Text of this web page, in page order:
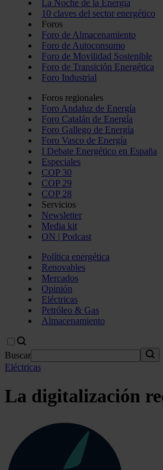
La Noche de la Energía
10 claves del sector energético
Foros
Foro de Almacenamiento
Foro de Autoconsumo
Foro de Movilidad Sostenible
Foro de Transición Energética
Foro Industrial
Foros regionales
Foro Andaluz de Energía
Foro Catalán de Energía
Foro Gallego de Energía
Foro Vasco de Energía
I Debate Energético en España
Especiales
COP 30
COP 29
COP 28
Servicios
Newsletter
Media kit
ON | Podcast
Política energética
Renovables
Mercados
Opinión
Eléctricas
Petróleo & Gas
Almacenamiento
Buscar
Eléctricas
La digitalización